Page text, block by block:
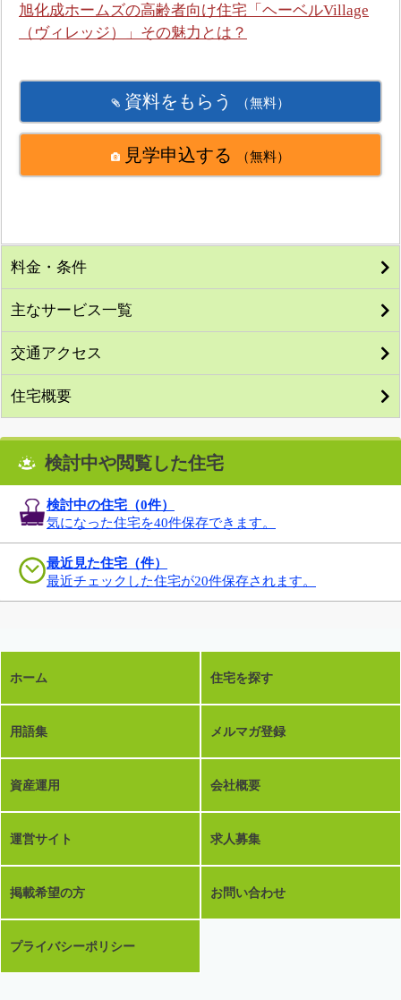
旭化成ホームズの高齢者向け住宅「ヘーベルVillage
（ヴィレッジ）」その魅力とは？
資料をもらう （無料）
見学申込する （無料）
料金・条件
主なサービス一覧
交通アクセス
住宅概要
検討中や閲覧した住宅
検討中の住宅（0件）
気になった住宅を40件保存できます。
最近見た住宅（件）
最近チェックした住宅が20件保存されます。
ホーム 住宅を探す
用語集 メルマガ登録
資産運用 会社概要
運営サイト 求人募集
掲載希望の方 お問い合わせ
プライバシーポリシー